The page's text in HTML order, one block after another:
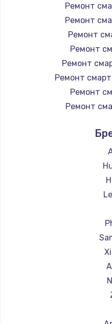
Ремонт
Ремонт
Ремонт
Ремонт
Ремонт
Ремонт
Ремонт
Ремонт
Ремонт
Ремонт
Ремонт
Ремонт
Ремонт
Ремонт
Ремонт
Ремонт
Ремонт
Ремонт
Ремонт
Ремонт
Ремонт
Ремонт